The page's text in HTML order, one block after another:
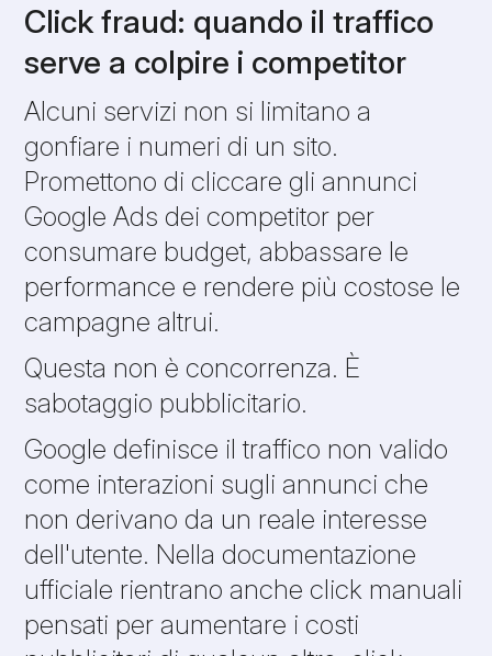
Click fraud: quando il traffico
serve a colpire i competitor
Alcuni servizi non si limitano a
gonfiare i numeri di un sito.
Promettono di cliccare gli annunci
Google Ads dei competitor per
consumare budget, abbassare le
performance e rendere più costose le
campagne altrui.
Questa non è concorrenza. È
sabotaggio pubblicitario.
Google definisce il traffico non valido
come interazioni sugli annunci che
non derivano da un reale interesse
dell'utente. Nella documentazione
ufficiale rientrano anche click manuali
pensati per aumentare i costi